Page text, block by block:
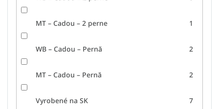
MT – Cadou – 2 perne 1
WB – Cadou – Pernă 2
MT – Cadou – Pernă 2
Vyrobené na SK 7